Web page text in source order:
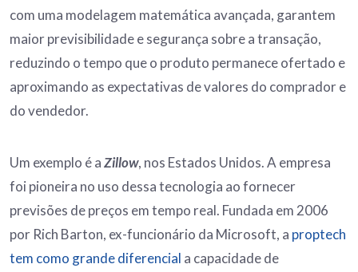
com uma modelagem matemática avançada, garantem
maior previsibilidade e segurança sobre a transação,
reduzindo o tempo que o produto permanece ofertado e
aproximando as expectativas de valores do comprador e
do vendedor.
Um exemplo é aZillow, nos Estados Unidos. A empresa
foi pioneira no uso dessa tecnologia ao fornecer
previsões de preços em tempo real. Fundada em 2006
por Rich Barton, ex-funcionário da Microsoft, a proptech
tem como grande diferencial a capacidade de